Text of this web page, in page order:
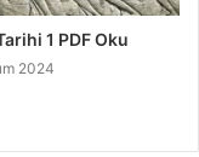
1 PDF Oku
2024